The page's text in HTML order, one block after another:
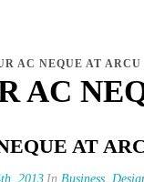
AC NEQUE AT ARCU
AC
AT
2013 In Business,